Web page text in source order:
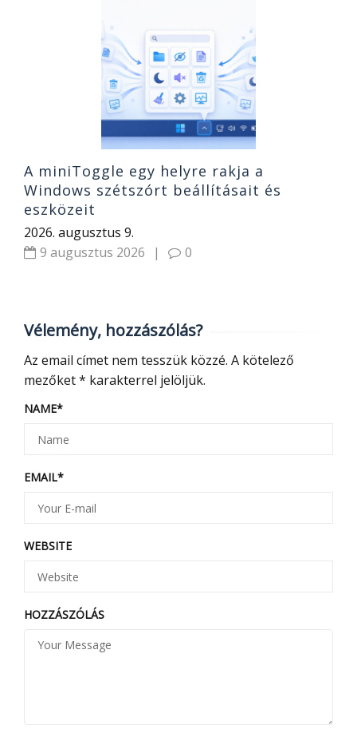
A miniToggle egy helyre rakja a
Windows szétszórt beállításait és
eszközeit
2026. augusztus 9.
9 augusztus 2026
| 0
Vélemény, hozzászólás?
Az email címet nem tesszük közzé. A kötelező
mezőket* karakterrel jelöljük.
NAME*
EMAIL*
WEBSITE
HOZZÁSZÓLÁS